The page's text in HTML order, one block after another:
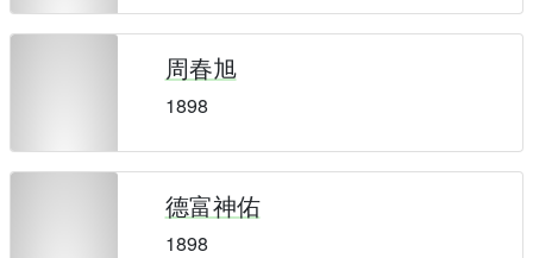
周春旭
1898
德富神佑
1898